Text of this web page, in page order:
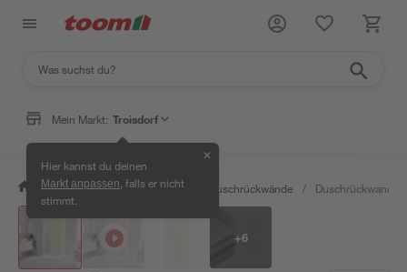
Mein Markt: Troisdorf
Hier kannst du deinen
Markt anpassen , falls er nicht
stimmt.
✕
/ Bad & Sanitär / Duschen Duschrückwände / Duschrückwand
+6